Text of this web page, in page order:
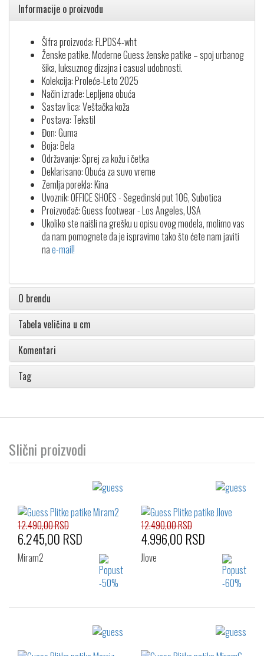
Informacije o proizvodu
Šifra proizvoda: FLPDS4-wht
Ženske patike. Moderne Guess ženske patike – spoj urbanog
šika, luksuznog dizajna i casual udobnosti.
Kolekcija: Proleće-Leto 2025
Način izrade: Lepljena obuća
Sastav lica: Veštačka koža
Postava: Tekstil
Đon: Guma
Boja: Bela
Održavanje: Sprej za kožu i četka
Deklarisano: Obuća za suvo vreme
Zemlja porekla: Kina
Uvoznik: OFFICE SHOES - Segedinski put 106, Subotica
Proizvođač: Guess footwear - Los Angeles, USA
Ukoliko ste naišli na grešku u opisu ovog modela, molimo vas
da nam pomognete da je ispravimo tako što ćete nam javiti
nae-mail!
O brendu
Tabela veličina u cm
Komentari
Tag
Slični proizvodi
Izaberi željeni broj:
12.490,00 RSD
6.245,00 RSD
Miram2
Izaberi željeni broj:
12.490,00 RSD
4.996,00 RSD
Jlove